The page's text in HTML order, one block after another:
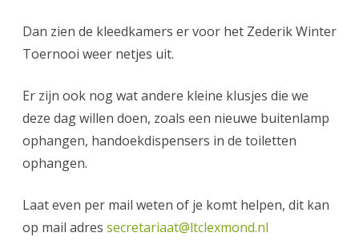
Dan zien de kleedkamers er voor het Zederik Winter
Toernooi weer netjes uit.
Er zijn ook nog wat andere kleine klusjes die we
deze dag willen doen, zoals een nieuwe buitenlamp
ophangen, handoekdispensers in de toiletten
ophangen.
Laat even per mail weten of je komt helpen, dit kan
op mail adres secretariaat@ltclexmond.nl